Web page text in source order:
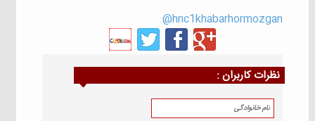
hnc1khabarhormozgan@
نظرات كاربران :